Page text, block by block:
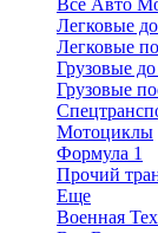
Все Авто
Легковые
Легковые
Грузовые до
Грузовые
Мотоциклы
Формула 1
Прочий
Еще
Военная